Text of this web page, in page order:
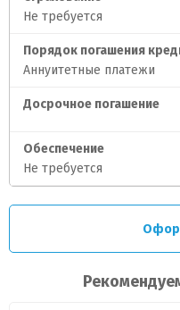
Не требуется
Порядок погашения
Аннуитетные платежи
Досрочное погашение
Обеспечение
Не требуется